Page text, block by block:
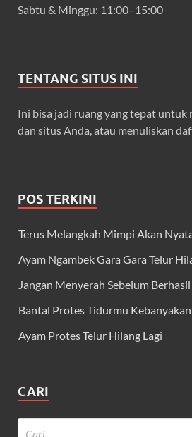
Sabtu & Minggu: 11:00–15:00
TENTANG SITUS INI
Ini bisa jadi ruang yang tepat untuk
dan situs Anda, atau menuliskan
POS TERKINI
Terus Melangkah Mimpi Akan
Ayam Ngambek Gara Gara Telur
Jangan Menyerah Sebelum
Bantal Protes Tidurmu
Ayam Protes Telur Hilang Lagi
CARI